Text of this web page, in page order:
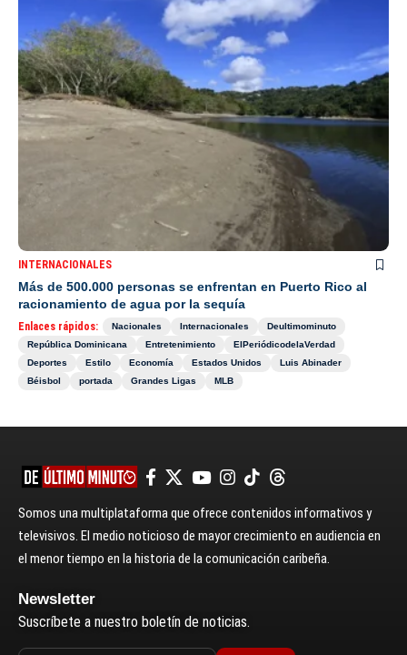
INTERNACIONALES
Más de 500.000 personas se enfrentan en Puerto Rico al
racionamiento de agua por la sequía
Enlaces rápidos: Nacionales Internacionales
Deultimominuto
República Dominicana
Entretenimiento
ElPeriódicodelaVerdad
Deportes
Estilo Economía Estados Unidos
Luis Abinader
Béisbol
portada Grandes Ligas MLB
Somos una multiplataforma que ofrece contenidos informativos y
televisivos. El medio noticioso de mayor crecimiento en audiencia en
el menor tiempo en la historia de la comunicación caribeña.
Newsletter
Suscríbete a nuestro boletín de noticias.